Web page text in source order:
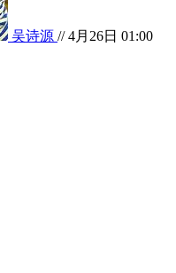
吴诗源 // 4月26日 01:00